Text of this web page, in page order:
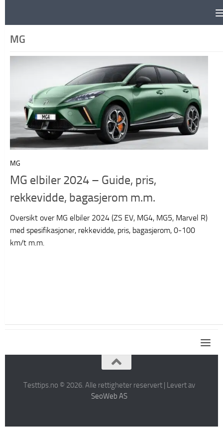
MG
MG
MG elbiler 2024 – Guide, pris,
rekkevidde, bagasjerom m.m.
Oversikt over MG elbiler 2024 (ZS EV, MG4, MG5, Marvel R)
med spesifikasjoner, rekkevidde, pris, bagasjerom, 0-100
km/t m.m.
Testtips.no © 2026. Alle rettigheter reservert | Levert av
SeoWeb AS